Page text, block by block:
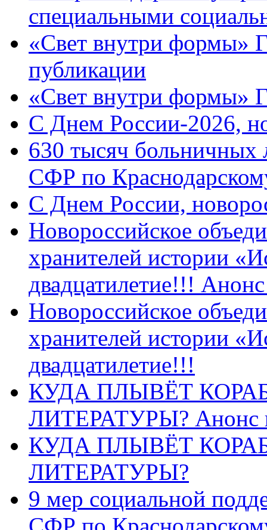
специальными
«Свет внутри формы»
публикации
«Свет внутри формы»
C Днем России-2026,
630 тысяч больничных
СФР по
C Днем России,
Новороссийское
хранителей истории
двадцатилетие!!!
Новороссийское
хранителей истории
двадцатилетие!!!
КУДА ПЛЫВЁТ
ЛИТЕРАТУРЫ? Анонс
КУДА ПЛЫВЁТ
ЛИТЕРАТУРЫ?
9 мер социальной